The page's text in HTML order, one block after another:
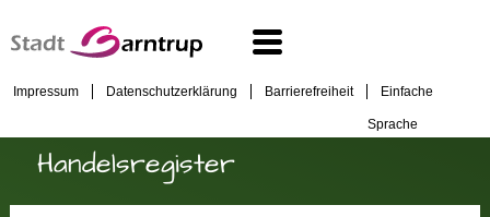
Impressum Datenschutzerklärung Barrierefreiheit Einfache
Sprache
Handelsregister